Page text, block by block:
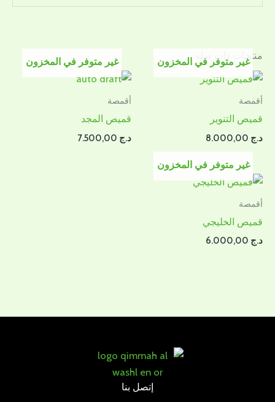
منتجات ذات صلة
غير متوفر في المخزون
أقمصة
قميص التنوير
د.ج
غير متوفر في المخزون
أقمصة
قميص المجد
د.ج
غير متوفر في المخزون
أقمصة
قميص الخليجي
د.ج
إتصل بنا